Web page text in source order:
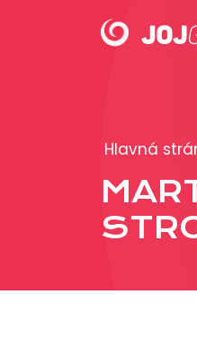
Hlavná